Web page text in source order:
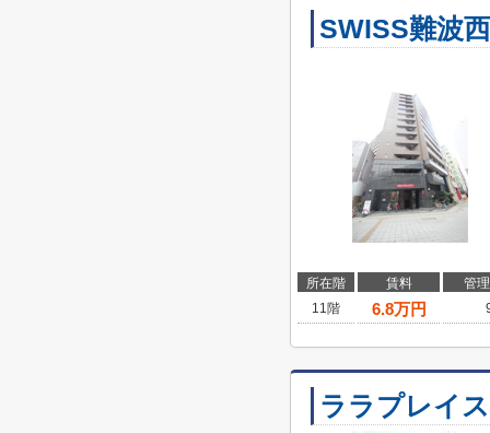
SWISS難波西
所在階 賃料
管
11階
6.8万円
ララプレイ